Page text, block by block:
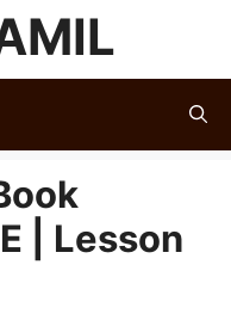
| Lesson